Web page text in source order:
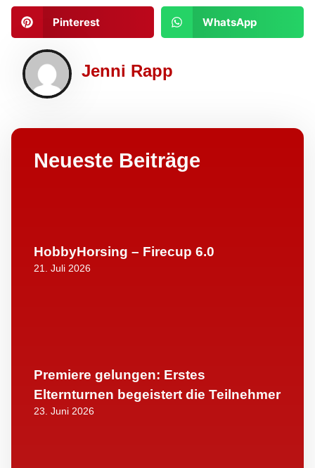
Pinterest WhatsApp
Jenni Rapp
Neueste Beiträge
HobbyHorsing – Firecup 6.0
21. Juli 2026
Premiere gelungen: Erstes
Elternturnen begeistert die Teilnehmer
23. Juni 2026